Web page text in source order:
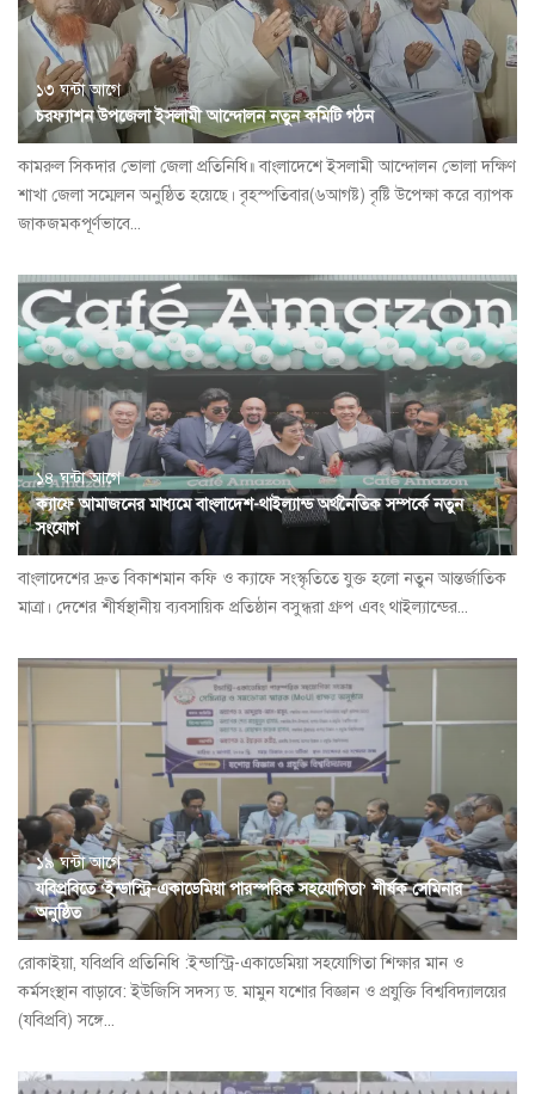
১৩ ঘন্টা আগে
চরফ্যাশন উপজেলা ইসলামী আন্দোলন নতুন কমিটি গঠন
কামরুল সিকদার ভোলা জেলা প্রতিনিধি॥ বাংলাদেশে ইসলামী আন্দোলন ভোলা দক্ষিণ
শাখা জেলা সম্মেলন অনুষ্ঠিত হয়েছে। বৃহস্পতিবার(৬আগষ্ট) বৃষ্টি উপেক্ষা করে ব্যাপক
জাকজমকপূর্ণভাবে...
১৪ ঘন্টা আগে
ক্যাফে আমাজনের মাধ্যমে বাংলাদেশ-থাইল্যান্ড অর্থনৈতিক সম্পর্কে নতুন
সংযোগ
বাংলাদেশের দ্রুত বিকাশমান কফি ও ক্যাফে সংস্কৃতিতে যুক্ত হলো নতুন আন্তর্জাতিক
মাত্রা। দেশের শীর্ষস্থানীয় ব্যবসায়িক প্রতিষ্ঠান বসুন্ধরা গ্রুপ এবং থাইল্যান্ডের...
১৯ ঘন্টা আগে
যবিপ্রবিতে ‘ইন্ডাস্ট্রি-একাডেমিয়া পারস্পরিক সহযোগিতা’ শীর্ষক সেমিনার
অনুষ্ঠিত
রোকাইয়া, যবিপ্রবি প্রতিনিধি :ইন্ডাস্ট্রি-একাডেমিয়া সহযোগিতা শিক্ষার মান ও
কর্মসংস্থান বাড়াবে: ইউজিসি সদস্য ড. মামুন যশোর বিজ্ঞান ও প্রযুক্তি বিশ্ববিদ্যালয়ের
(যবিপ্রবি) সঙ্গে...